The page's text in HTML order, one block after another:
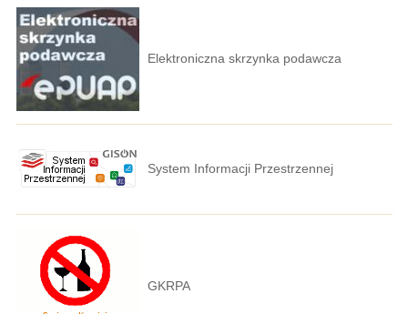
Elektroniczna skrzynka podawcza
System Informacji Przestrzennej
GKRPA